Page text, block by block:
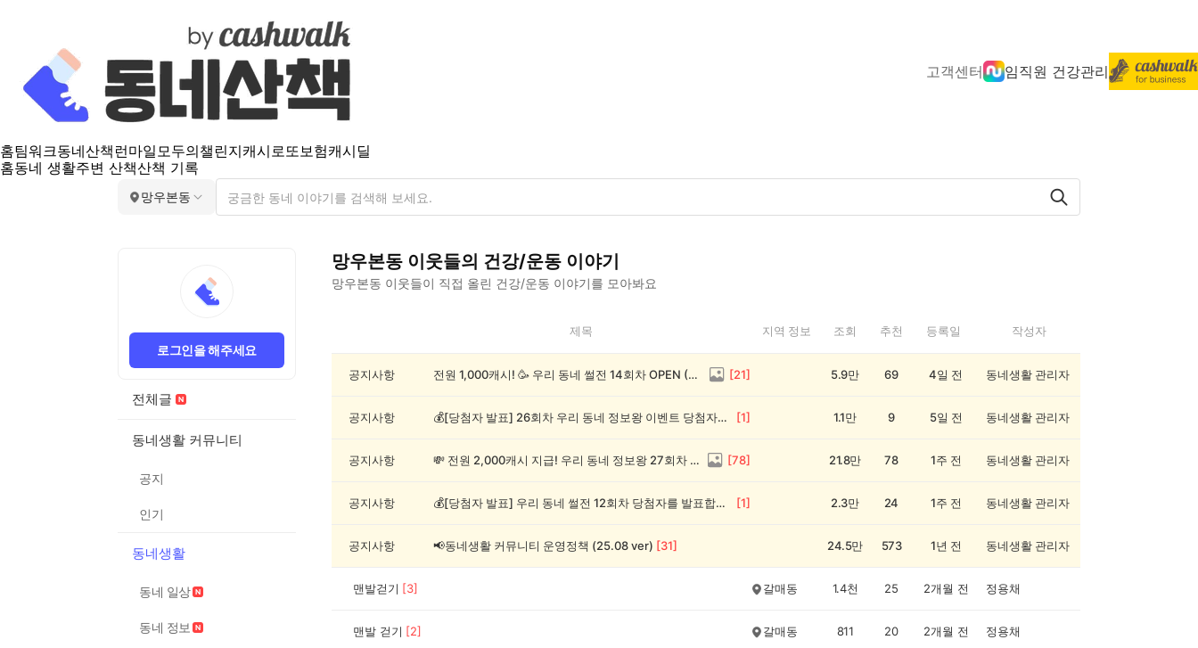
고객센터 임직원 건강관리
홈팀워크동네산책 런마일모두의챌린지캐시로또보험캐시딜
홈동네 생활주변 산책산책 기록
망우본동
로그인을 해주세요
전체글
동네생활 커뮤니티
공지
인기
동네생활
동네 일상
동네 정보
망우본동 이웃들의 건강/운동 이야기
망우본동 이웃들이 직접 올린 건강/운동 이야기를 모아봐요
본
제목 지역 정보 조회 추천 등록일 작성자
공지사항 전원 1,000캐시! 🥳 우리 동네 썰전 14회차 OPEN (~8/17) [21] 5.9만 69 4일 전 동네생활 관리자
공지사항 💰[당첨자 발표] 26회차 우리 동네 정보왕 이벤트 당첨자를 발표합니다! [1] 1.1만 9 5일 전 동네생활 관리자
공지사항 💸 전원 2,000캐시 지급! 우리 동네 정보왕 27회차 (~8/10) [78] 21.8만 78 1주 전 동네생활 관리자
공지사항 💰[당첨자 발표] 우리 동네 썰전 12회차 당첨자를 발표합니다! [1] 2.3만 24 1주 전 동네생활 관리자
공지사항 📢동네생활 커뮤니티 운영정책 (25.08 ver) [31] 24.5만 573 1년 전 동네생활 관리자
맨발걷기 [3] 갈매동 1.4천 25 2개월 전 정용채
맨발 걷기 [2] 갈매동 811 20 2개월 전 정용채